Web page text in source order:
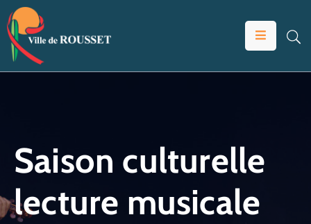
VOTRE
ÉDUCATION
ET
JEUNESSE
Saison culturelle
lecture musicale